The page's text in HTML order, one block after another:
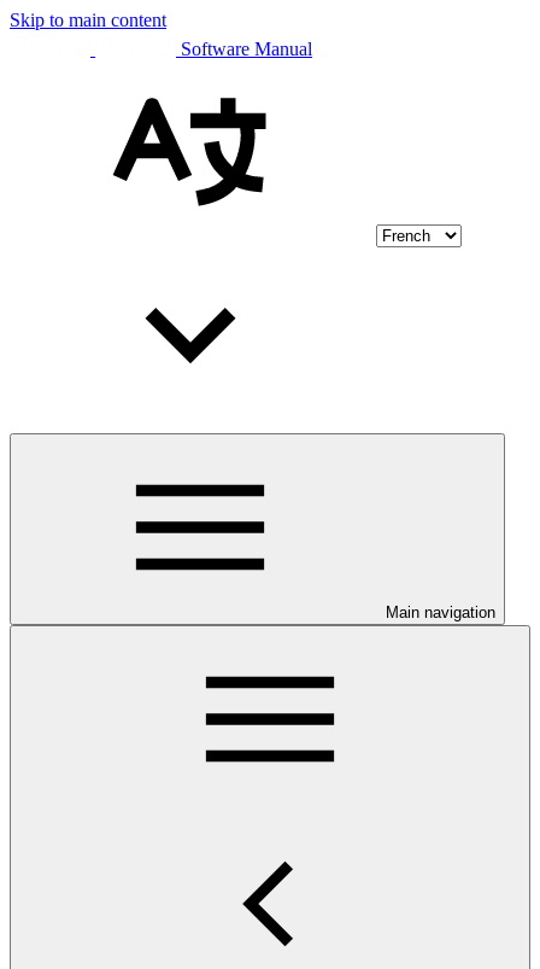
Skip to main content
Software Manual
Main navigation